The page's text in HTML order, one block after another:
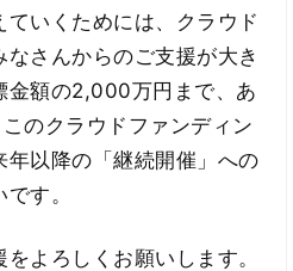
ていくためには、クラウド
さんからのご支援が大き
金額の2,000万円まで、あ
のクラウドファンディン
年以降の「継続開催」への
す。
よろしくお願いします。